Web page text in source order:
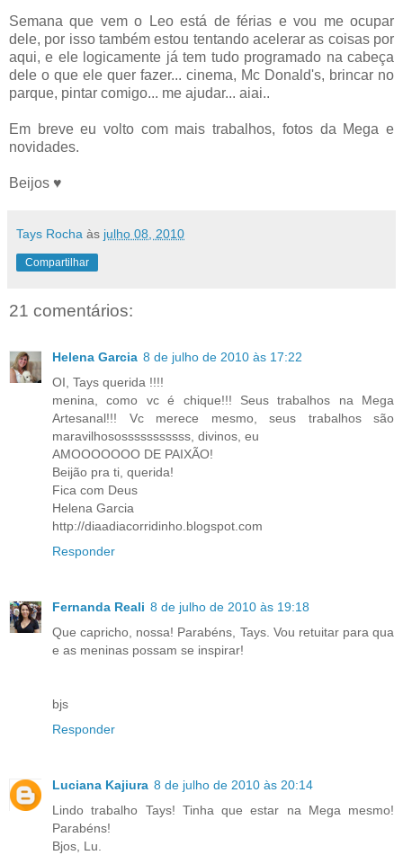
Semana que vem o Leo está de férias e vou me ocupar
dele, por isso também estou tentando acelerar as coisas por
aqui, e ele logicamente já tem tudo programado na cabeça
dele o que ele quer fazer... cinema, Mc Donald's, brincar no
parque, pintar comigo... me ajudar... aiai..
Em breve eu volto com mais trabalhos, fotos da Mega e
novidades.
Beijos ♥
Tays Rocha às julho 08, 2010
Compartilhar
21 comentários:
Helena Garcia 8 de julho de 2010 às 17:22
OI, Tays querida !!!!
menina, como vc é chique!!! Seus trabalhos na Mega
Artesanal!!! Vc merece mesmo, seus trabalhos são
maravilhososssssssssss, divinos, eu
AMOOOOOOO DE PAIXÃO!
Beijão pra ti, querida!
Fica com Deus
Helena Garcia
http://diaadiacorridinho.blogspot.com
Responder
Fernanda Reali 8 de julho de 2010 às 19:18
Que capricho, nossa! Parabéns, Tays. Vou retuitar para qua
e as meninas possam se inspirar!
bjs
Responder
Luciana Kajiura 8 de julho de 2010 às 20:14
Lindo trabalho Tays! Tinha que estar na Mega mesmo!
Parabéns!
Bjos, Lu.